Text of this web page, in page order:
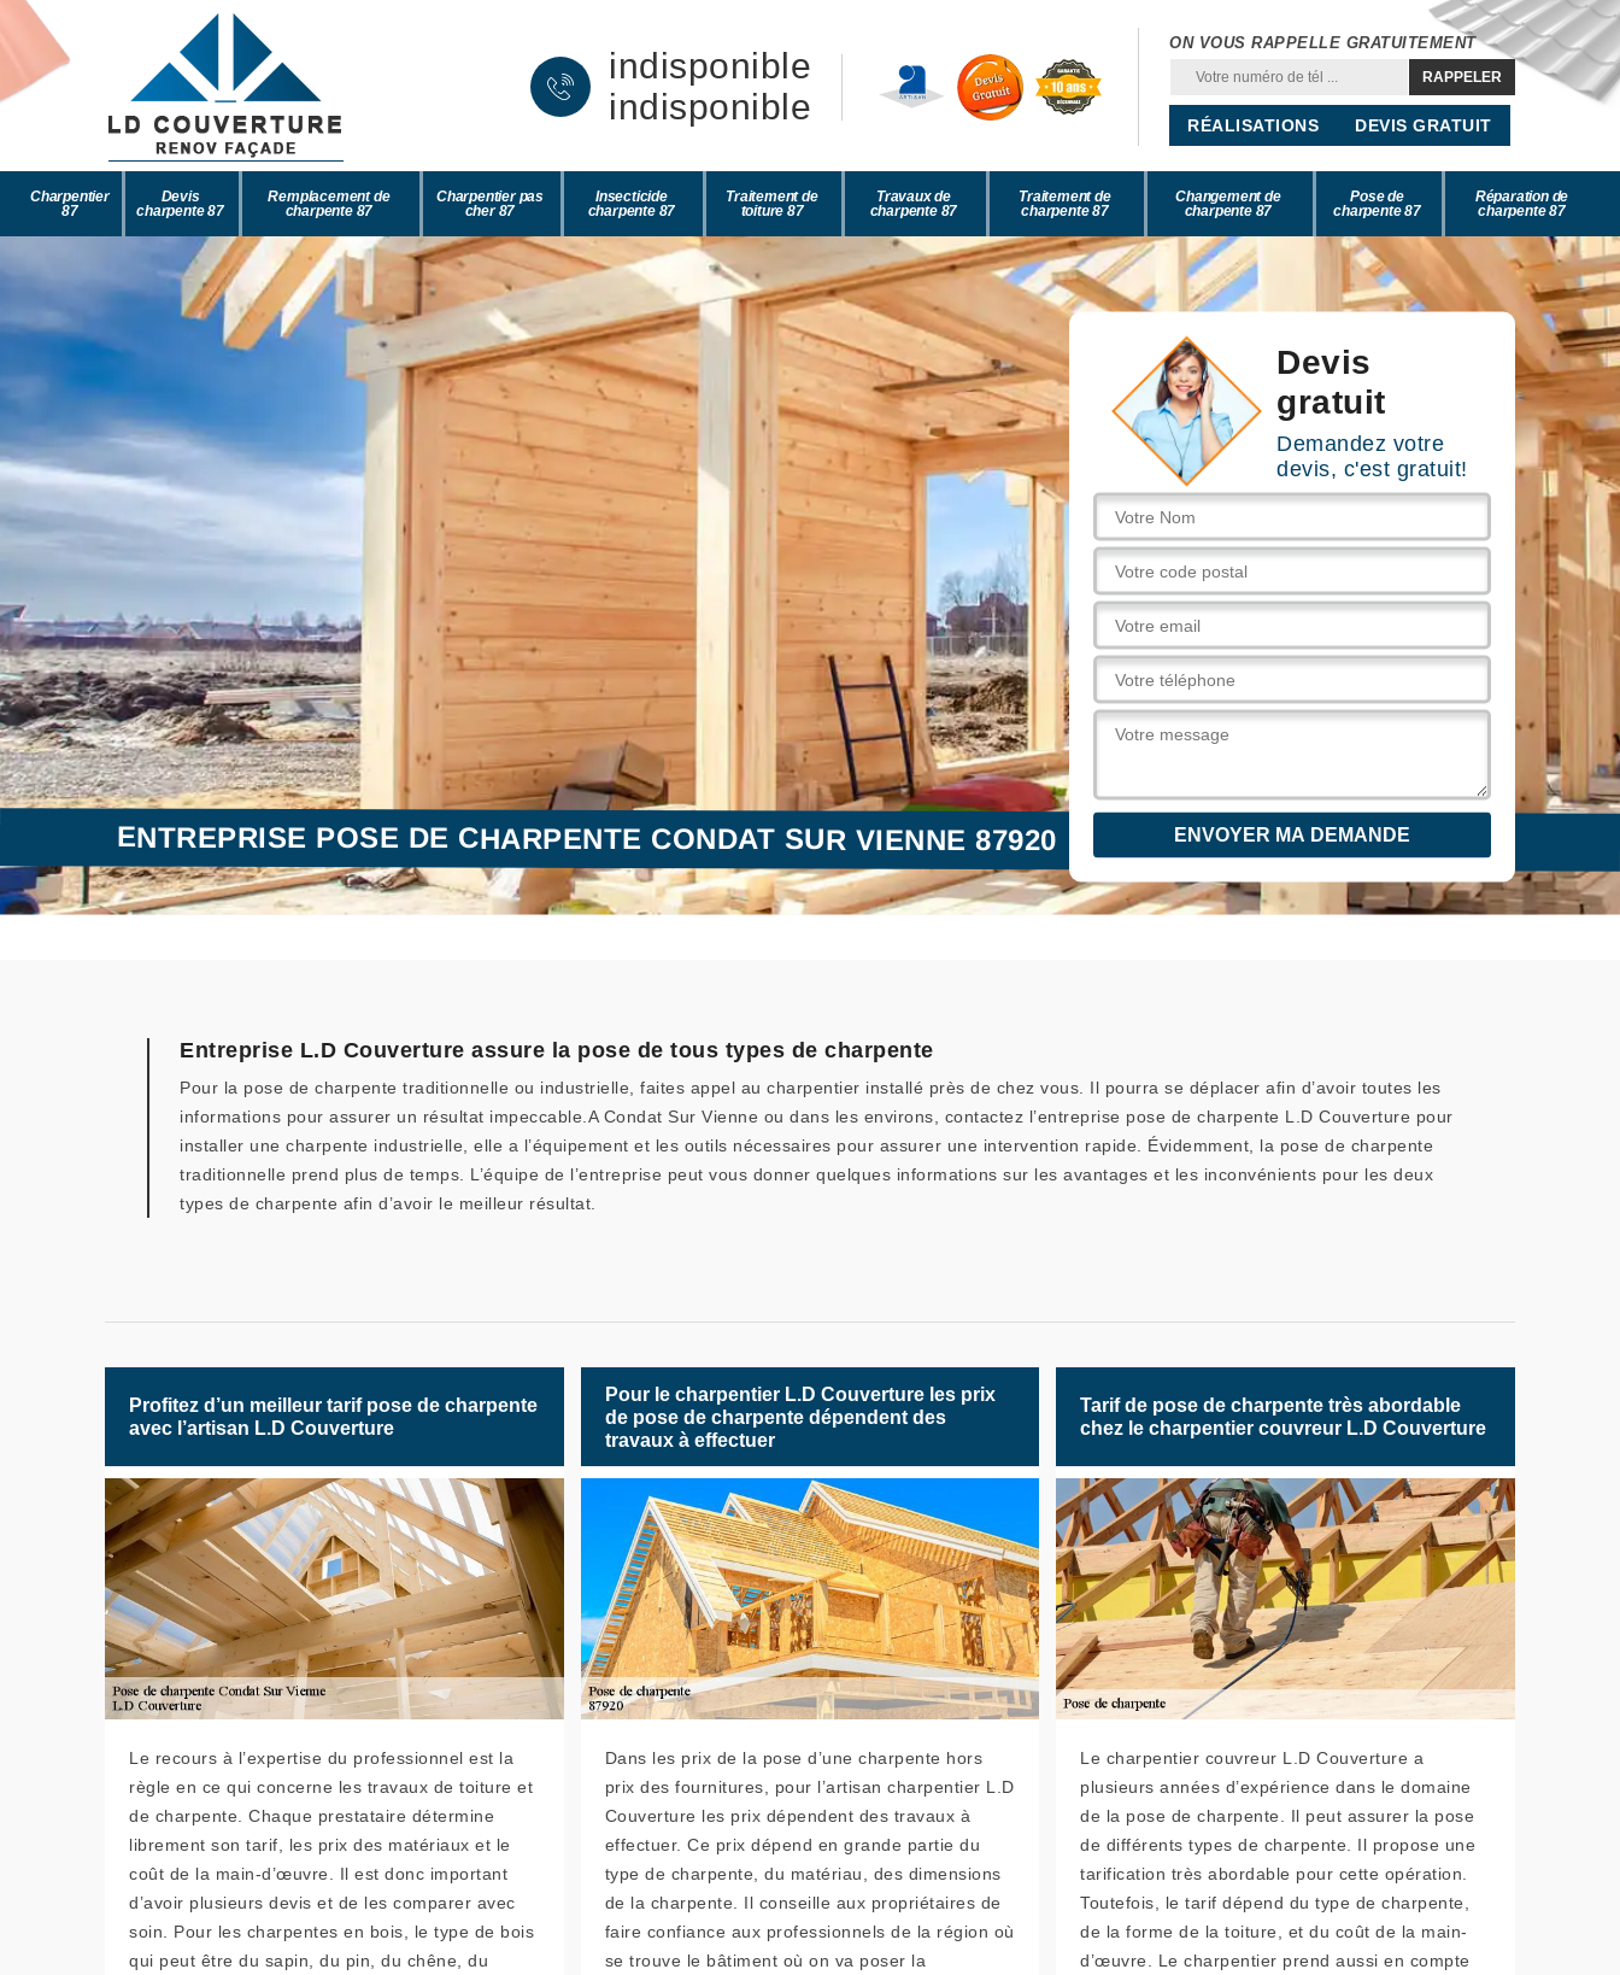
indisponible
indisponible
ON VOUS RAPPELLE GRATUITEMENT
RÉALISATIONS DEVIS GRATUIT
Charpentier
87
Devis
charpente 87
Remplacement de
charpente 87
Charpentier pas
cher 87
Insecticide
charpente 87
Traitement de
toiture 87
Travaux de
charpente 87
Traitement de
charpente 87
Changement de
charpente 87
Pose de
charpente 87
Réparation de
charpente 87
Devis
gratuit
Demandez votre
devis, c'est gratuit!
ENTREPRISE POSE DE CHARPENTE CONDAT SUR VIENNE 87920
Entreprise L.D Couverture assure la pose de tous types de charpente
Pour la pose de charpente traditionnelle ou industrielle, faites appel au charpentier installé près de chez vous. Il pourra se déplacer afin d’avoir toutes les
informations pour assurer un résultat impeccable.A Condat Sur Vienne ou dans les environs, contactez l’entreprise pose de charpente L.D Couverture pour
installer une charpente industrielle, elle a l’équipement et les outils nécessaires pour assurer une intervention rapide. Évidemment, la pose de charpente
traditionnelle prend plus de temps. L’équipe de l’entreprise peut vous donner quelques informations sur les avantages et les inconvénients pour les deux
types de charpente afin d’avoir le meilleur résultat.
Profitez d’un meilleur tarif pose de charpente
avec l’artisan L.D Couverture
Le recours à l’expertise du professionnel est la
règle en ce qui concerne les travaux de toiture et
de charpente. Chaque prestataire détermine
librement son tarif, les prix des matériaux et le
coût de la main-d’œuvre. Il est donc important
d’avoir plusieurs devis et de les comparer avec
soin. Pour les charpentes en bois, le type de bois
qui peut être du sapin, du pin, du chêne, du
Pour le charpentier L.D Couverture les prix
de pose de charpente dépendent des
travaux à effectuer
Dans les prix de la pose d’une charpente hors
prix des fournitures, pour l’artisan charpentier L.D
Couverture les prix dépendent des travaux à
effectuer. Ce prix dépend en grande partie du
type de charpente, du matériau, des dimensions
de la charpente. Il conseille aux propriétaires de
faire confiance aux professionnels de la région où
se trouve le bâtiment où on va poser la
Tarif de pose de charpente très abordable
chez le charpentier couvreur L.D Couverture
Le charpentier couvreur L.D Couverture a
plusieurs années d’expérience dans le domaine
de la pose de charpente. Il peut assurer la pose
de différents types de charpente. Il propose une
tarification très abordable pour cette opération.
Toutefois, le tarif dépend du type de charpente,
de la forme de la toiture, et du coût de la main-
d’œuvre. Le charpentier prend aussi en compte